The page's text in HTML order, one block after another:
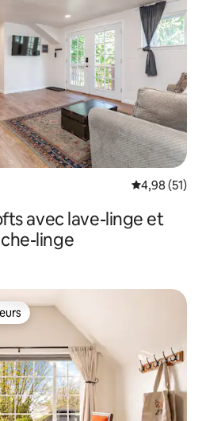
Évaluation
4,98 (51)
avec lave-linge et
linge
les plus appréciés